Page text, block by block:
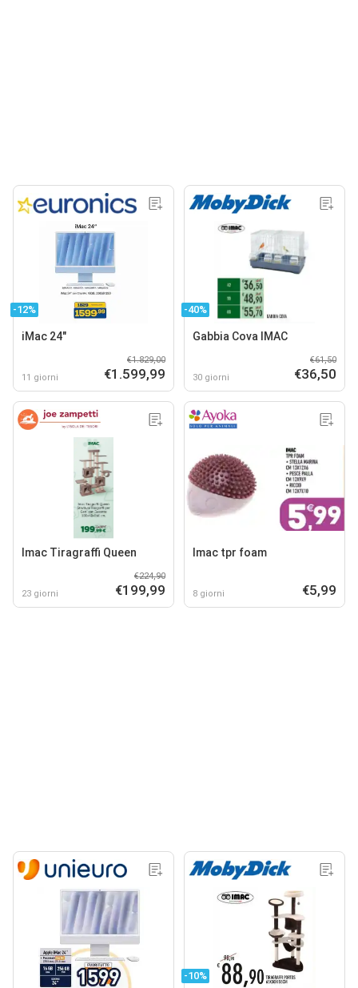
-12%
iMac 24"
11 giorni
€1.829,00
€1.599,99
-40%
Gabbia Cova IMAC
30 giorni
€61,50
€36,50
Imac Tiragraffi Queen
23 giorni
€224,90
€199,99
Imac tpr foam
8 giorni €5,99
-10%